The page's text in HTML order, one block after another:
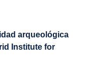
arqueológica
Institute for